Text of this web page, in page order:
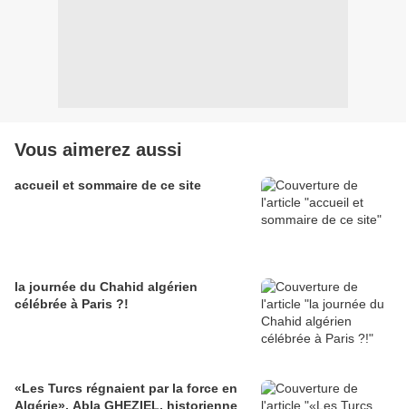
Vous aimerez aussi
accueil et sommaire de ce site
la journée du Chahid algérien
célébrée à Paris ?!
«Les Turcs régnaient par la force en
Algérie», Abla GHEZIEL, historienne